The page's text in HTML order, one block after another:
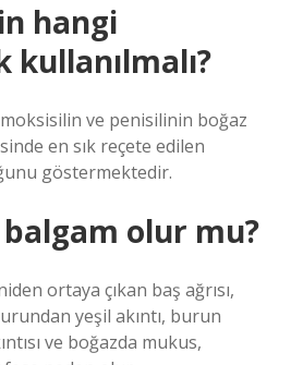
hangi
ve penisilinin boğaz
en sık reçete edilen
göstermektedir.
olur mu?
ortaya çıkan baş ağrısı,
yeşil akıntı, burun
ve boğazda mukus,